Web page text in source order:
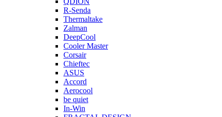
R-Senda
Thermaltake
Zalman
DeepCool
Cooler Master
Corsair
Chieftec
ASUS
Accord
Aerocool
be quiet
In-Win